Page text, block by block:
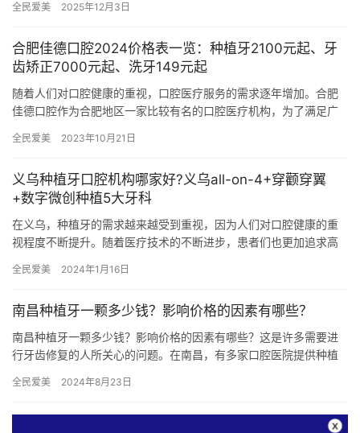
全民爱美 2025年12月3日
合肥佳德口腔2024价格表一览：种植牙2100元起、牙
齿矫正7000元起、洗牙149元起
随着人们对口腔健康的重视，口腔医疗服务的需求逐年增加。合肥
佳德口腔作为合肥地区一家比较有名的口腔医疗机构，为了满足广
合肥佳…
全民爱美 2023年10月21日
义乌种植牙口腔机构哪家好?义乌all-on-4+穿颧穿翼
+数字微创种植5大牙科
在义乌，种植牙的需求越来越受到重视，因为人们对口腔健康的重
视程度不断提升。随着医疗技术的不断进步，患者们也更加追求高
至关重…
全民爱美 2024年1月16日
南昌种植牙一颗多少钱？影响价格的因素有哪些？
南昌种植牙一颗多少钱？影响价格的因素有哪些？这是许多需要进
行牙齿修复的人所关心的问题。在南昌，有多家口腔医院提供种植
单颗牙…
全民爱美 2024年8月23日